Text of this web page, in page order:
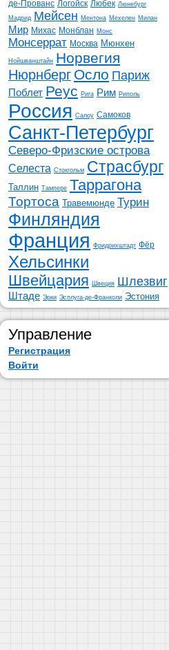
де-Прованс Логойск Любек Люнебург
Мадрид Мейсен Ментона Мехелен Милан
Мир Михас Монблан Монс
Монсеррат Москва Мюнхен
Нойшванштайн Норвегия
Нюрнберг Осло Париж
Поблет Реус Рига Рим Риполь
Россия Салоу Самоков
Санкт-Петербург
Северо-Фризские острова
Селеста Стокгольм Страсбург
Таллин Тампере Таррагона
Тортоса Травемюнде Турин
Финляндия
Франция Фридрихштадт Фёр
Хельсинки
Швейцария Швеция Шлезвиг
Штаде Эрки Эсплуга-де-Франколи Эстония
Управление
Регистрация
Войти